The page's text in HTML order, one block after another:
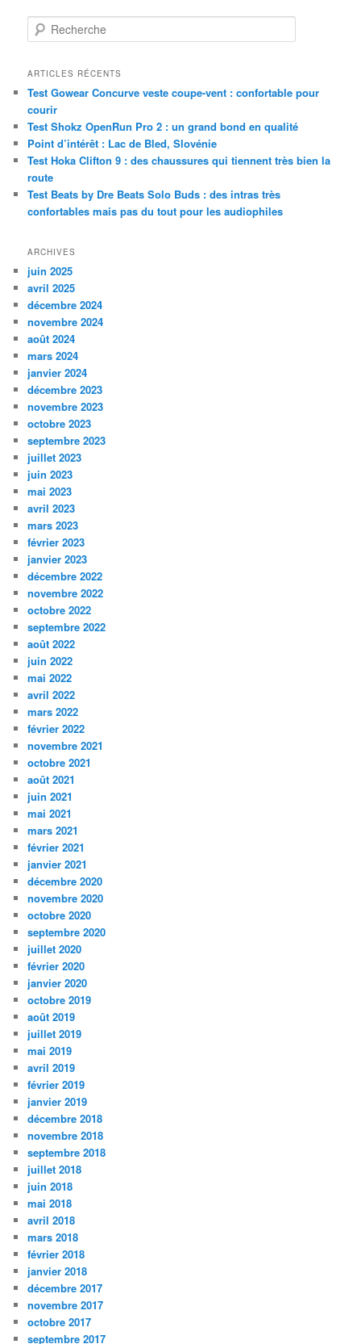
e
h
r
c
h
e
ARTICLES RÉCENTS
Test Gowear Concurve veste coupe-vent : confortable pour
courir
Test Shokz OpenRun Pro 2 : un grand bond en qualité
Point d’intérêt : Lac de Bled, Slovénie
Test Hoka Clifton 9 : des chaussures qui tiennent très bien la
route
Test Beats by Dre Beats Solo Buds : des intras très
confortables mais pas du tout pour les audiophiles
ARCHIVES
juin 2025
avril 2025
décembre 2024
novembre 2024
août 2024
mars 2024
janvier 2024
décembre 2023
novembre 2023
octobre 2023
septembre 2023
juillet 2023
juin 2023
mai 2023
avril 2023
mars 2023
février 2023
janvier 2023
décembre 2022
novembre 2022
octobre 2022
septembre 2022
août 2022
juin 2022
mai 2022
avril 2022
mars 2022
février 2022
novembre 2021
octobre 2021
août 2021
juin 2021
mai 2021
mars 2021
février 2021
janvier 2021
décembre 2020
novembre 2020
octobre 2020
septembre 2020
juillet 2020
février 2020
janvier 2020
octobre 2019
août 2019
juillet 2019
mai 2019
avril 2019
février 2019
janvier 2019
décembre 2018
novembre 2018
septembre 2018
juillet 2018
juin 2018
mai 2018
avril 2018
mars 2018
février 2018
janvier 2018
décembre 2017
novembre 2017
octobre 2017
septembre 2017